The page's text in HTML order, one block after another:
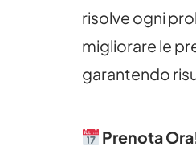
risolve ogni
migliorare le
garantendo
Prenota